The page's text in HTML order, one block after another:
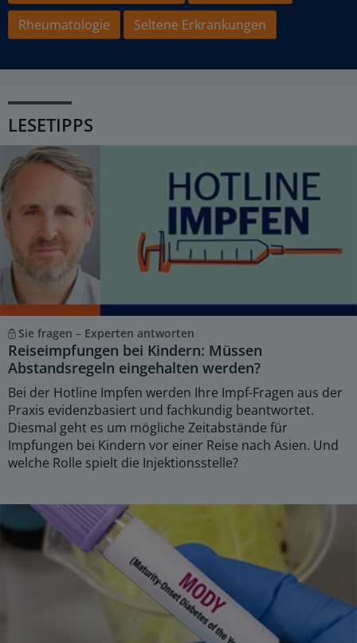
Rheumatologie
Seltene Erkrankungen
LESETIPPS
Sie fragen – Experten antworten
Reiseimpfungen bei Kindern: Müssen
Abstandsregeln eingehalten werden?
Bei der Hotline Impfen werden Ihre Impf-Fragen aus der
Praxis evidenzbasiert und fachkundig beantwortet.
Diesmal geht es um mögliche Zeitabstände für
Impfungen bei Kindern vor einer Reise nach Asien. Und
welche Rolle spielt die Injektionsstelle?